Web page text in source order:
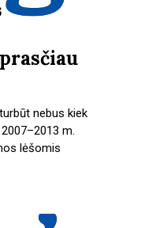
nebus kiek
m.
lėšomis